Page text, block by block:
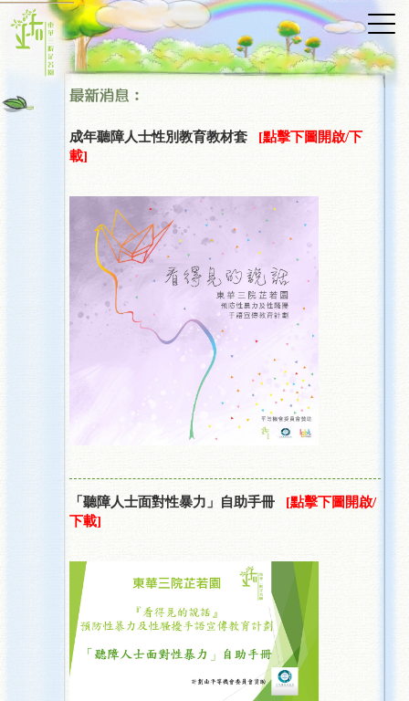
成年聽障人士性別教育教材套 [點擊下圖開啟/下
載]
「聽障人士面對性暴力」自助手冊 [點擊下圖開啟/
下載]